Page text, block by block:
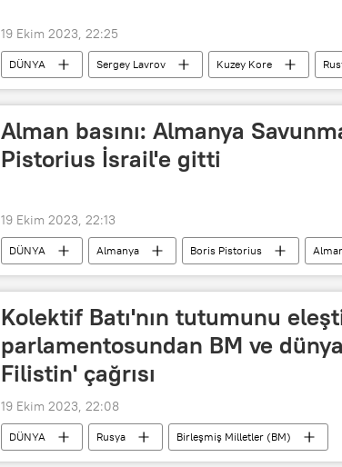
19 Ekim 2023, 22:25
DÜNYA Sergey Lavrov Kuzey Kore
Kuzey Kore Dışişleri Bakanlığı
Pyonyang
Kuzey
Alman basını: Almanya
Pistorius İsrail'e gitti
19 Ekim 2023, 22:13
DÜNYA Almanya Boris Pistorius
İsrail
İsrail-Filistin BM BM Barış Gücü
Kolektif Batı'nın tutumunu
parlamentosundan BM ve
Filistin' çağrısı
19 Ekim 2023, 22:08
DÜNYA Rusya
Birleşmiş Milletler (BM)
Birleşmiş Milletler Güvenlik Konseyi (BMGK)
Rusya